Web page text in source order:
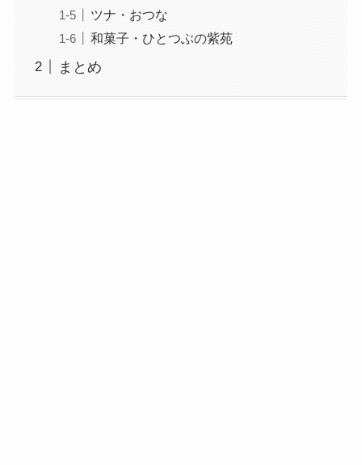
ツナ・おつな
和菓子・ひとつぶの紫苑
まとめ